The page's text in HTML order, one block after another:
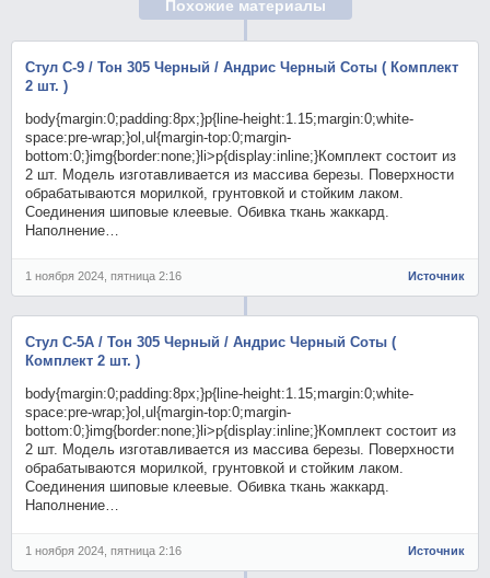
Похожие материалы
Стул С-9 / Тон 305 Черный / Андрис Черный Соты ( Комплект
2 шт. )
body{margin:0;padding:8px;}p{line-height:1.15;margin:0;white-
space:pre-wrap;}ol,ul{margin-top:0;margin-
bottom:0;}img{border:none;}li>p{display:inline;}Комплект состоит из
2 шт. Модель изготавливается из массива березы. Поверхности
обрабатываются морилкой, грунтовкой и стойким лаком.
Соединения шиповые клеевые. Обивка ткань жаккард.
Наполнение…
1 ноября 2024, пятница 2:16 Источник
Стул С-5А / Тон 305 Черный / Андрис Черный Соты (
Комплект 2 шт. )
body{margin:0;padding:8px;}p{line-height:1.15;margin:0;white-
space:pre-wrap;}ol,ul{margin-top:0;margin-
bottom:0;}img{border:none;}li>p{display:inline;}Комплект состоит из
2 шт. Модель изготавливается из массива березы. Поверхности
обрабатываются морилкой, грунтовкой и стойким лаком.
Соединения шиповые клеевые. Обивка ткань жаккард.
Наполнение…
1 ноября 2024, пятница 2:16 Источник